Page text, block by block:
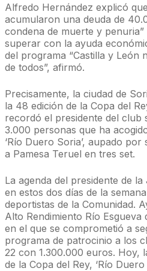
Alfredo Hernández explicó
acumularon una deuda de
condena de muerte y
superar con la ayuda
del programa “Castilla y León
de todos”, afirmó.
Precisamente, la ciudad de
la 48 edición de la Copa del
recordó el presidente del club
3.000 personas que ha
‘Río Duero Soria’, aupado
a Pamesa Teruel en tres set.
La agenda del presidente de
en estos dos días de la
deportistas de la Comunidad.
Alto Rendimiento Río Esgueva
en el que se comprometió a
programa de patrocinio a los
22 con 1.300.000 euros. Hoy,
de la Copa del Rey, ‘Río Duero